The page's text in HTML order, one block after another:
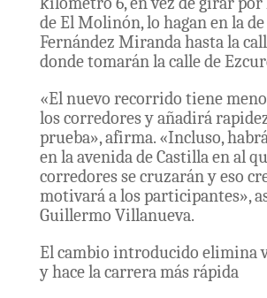
de El Molinón, lo hagan en la
Fernández Miranda hasta la
donde tomarán la calle de
«El nuevo recorrido tiene
los corredores y añadirá
prueba», afirma. «Incluso,
en la avenida de Castilla en al
corredores se cruzarán y eso
motivará a los participantes»,
Guillermo Villanueva.
El cambio introducido elimina
y hace la carrera más rápida